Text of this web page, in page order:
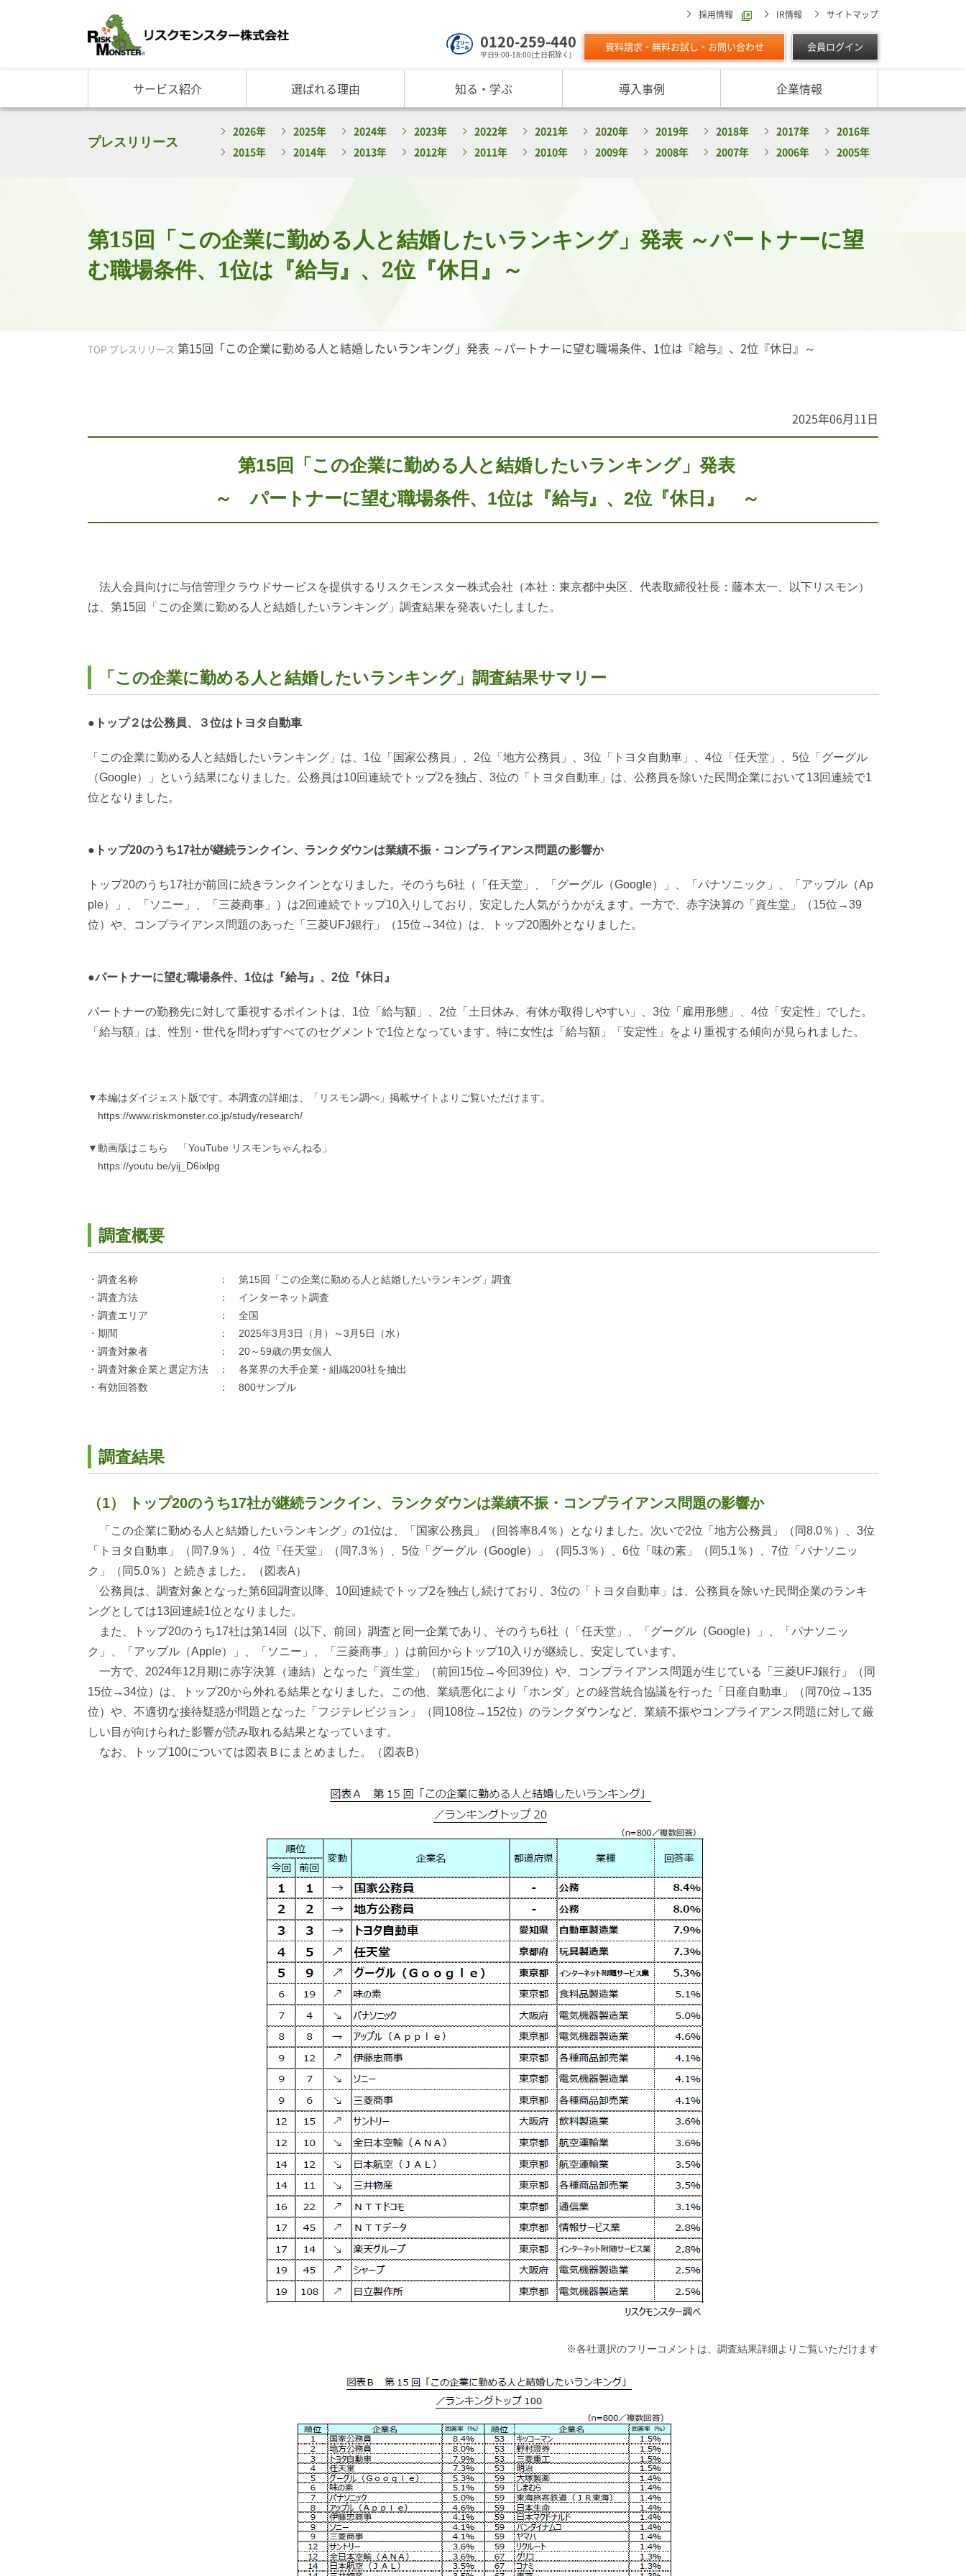
採用情報 IR情報 サイトマップ
0120-259-440
平日9:00-18:00(土日祝除く)
資料請求・無料お試し・お問い合わせ 会員ログイン
サービス紹介
与信管理サービス
反社チェックサービス
企業データ活用サービス
社員研修・リスクマネジメント研修
現在の評価指標に不満がある
反社チェックツールの
最適な与信限度額の設定方法は
IPOに向けて
選ばれる理由
RM格付
RM与信限度額
反社チェックヒートマップ
企業リスク管理への独自AI活用
サービスのご利用について
ご利用料金
ご入会方法
サービスに対する取り組み
よくあるご質問
知る・学ぶ
基礎講座
リスモングの与信管理講座
ビジネス実務与信管理検定試験
お役立ちコンテンツ
与信管理の役割が知りたい
内部統制を強化するための与信管理
リスクモンスターの独自調査レポート
リスモン調べ（直近リリース）
書籍のご案内
導入事例 企業情報
リスクモンスターについて
トップメッセージ
グループ紹介
沿革とサービスの変遷
リスモンの目指すところ
取り組み
サービス品質向上
リスモンポイントプログラム
リスモン財団
ニュース
プレスリリース
プレスリリース
2026年 2025年 2024年 2023年 2022年 2021年 2020年 2019年 2018年 2017年 2016年
2015年 2014年 2013年 2012年 2011年 2010年 2009年 2008年 2007年 2006年 2005年
第15回「この企業に勤める人と結婚したいランキング」発表 ～パートナーに望
む職場条件、1位は『給与』、2位『休日』～
TOP プレスリリース 第15回「この企業に勤める人と結婚したいランキング」発表 ～パートナーに望む職場条件、1位は『給与』、2位『休日』～
2025年06月11日
第15回「この企業に勤める人と結婚したいランキング」発表
～ パートナーに望む職場条件、1位は『給与』、2位『休日』 ～
法人会員向けに与信管理クラウドサービスを提供するリスクモンスター株式会社（本社：東京都中央区、代表取締役社長：藤本太一、以下リスモン）
は、第15回「この企業に勤める人と結婚したいランキング」調査結果を発表いたしました。
「この企業に勤める人と結婚したいランキング」調査結果サマリー
●トップ２は公務員、３位はトヨタ自動車
「この企業に勤める人と結婚したいランキング」は、1位「国家公務員」、2位「地方公務員」、3位「トヨタ自動車」、4位「任天堂」、5位「グーグル
（Google）」という結果になりました。公務員は10回連続でトップ2を独占、3位の「トヨタ自動車」は、公務員を除いた民間企業において13回連続で1
位となりました。
●トップ20のうち17社が継続ランクイン、ランクダウンは業績不振・コンプライアンス問題の影響か
トップ20のうち17社が前回に続きランクインとなりました。そのうち6社（「任天堂」、「グーグル（Google）」、「パナソニック」、「アップル（Ap
ple）」、「ソニー」、「三菱商事」）は2回連続でトップ10入りしており、安定した人気がうかがえます。一方で、赤字決算の「資生堂」（15位→39
位）や、コンプライアンス問題のあった「三菱UFJ銀行」（15位→34位）は、トップ20圏外となりました。
●パートナーに望む職場条件、1位は『給与』、2位『休日』
パートナーの勤務先に対して重視するポイントは、1位「給与額」、2位「土日休み、有休が取得しやすい」、3位「雇用形態」、4位「安定性」でした。
「給与額」は、性別・世代を問わずすべてのセグメントで1位となっています。特に女性は「給与額」「安定性」をより重視する傾向が見られました。
▼本編はダイジェスト版です。本調査の詳細は、「リスモン調べ」掲載サイトよりご覧いただけます。
https://www.riskmonster.co.jp/study/research/
▼動画版はこちら 「YouTube リスモンちゃんねる」
https://youtu.be/yij_D6ixlpg
調査概要
・調査名称 ： 第15回「この企業に勤める人と結婚したいランキング」調査
・調査方法 ： インターネット調査
・調査エリア ： 全国
・期間 ： 2025年3月3日（月）～3月5日（水）
・調査対象者 ： 20～59歳の男女個人
・調査対象企業と選定方法 ： 各業界の大手企業・組織200社を抽出
・有効回答数 ： 800サンプル
調査結果
（1） トップ20のうち17社が継続ランクイン、ランクダウンは業績不振・コンプライアンス問題の影響か
「この企業に勤める人と結婚したいランキング」の1位は、「国家公務員」（回答率8.4％）となりました。次いで2位「地方公務員」（同8.0％）、3位
「トヨタ自動車」（同7.9％）、4位「任天堂」（同7.3％）、5位「グーグル（Google）」（同5.3％）、6位「味の素」（同5.1％）、7位「パナソニッ
ク」（同5.0％）と続きました。（図表A）
公務員は、調査対象となった第6回調査以降、10回連続でトップ2を独占し続けており、3位の「トヨタ自動車」は、公務員を除いた民間企業のランキ
ングとしては13回連続1位となりました。
また、トップ20のうち17社は第14回（以下、前回）調査と同一企業であり、そのうち6社（「任天堂」、「グーグル（Google）」、「パナソニッ
ク」、「アップル（Apple）」、「ソニー」、「三菱商事」）は前回からトップ10入りが継続し、安定しています。
一方で、2024年12月期に赤字決算（連結）となった「資生堂」（前回15位→今回39位）や、コンプライアンス問題が生じている「三菱UFJ銀行」（同
15位→34位）は、トップ20から外れる結果となりました。この他、業績悪化により「ホンダ」との経営統合協議を行った「日産自動車」（同70位→135
位）や、不適切な接待疑惑が問題となった「フジテレビジョン」（同108位→152位）のランクダウンなど、業績不振やコンプライアンス問題に対して厳
しい目が向けられた影響が読み取れる結果となっています。
なお、トップ100については図表Ｂにまとめました。（図表B）
※各社選択のフリーコメントは、調査結果詳細よりご覧いただけます